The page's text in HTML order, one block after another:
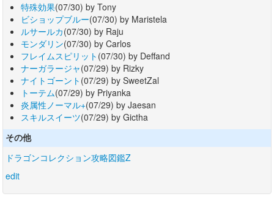
特殊効果(07/30) by Tony
ビショップブルー(07/30) by Maristela
ルサールカ(07/30) by Raju
モンダリン(07/30) by Carlos
フレイムスピリット (07/30) by Deffand
ナーガラージャ(07/29) by Rizky
ナイトゴーント (07/29) by SweetZal
トーテム(07/29) by Priyanka
炎属性ノーマル+(07/29) by Jaesan
スキルスイーツ(07/29) by Gictha
その他
ドラゴンコレクション攻略図鑑Z
edit